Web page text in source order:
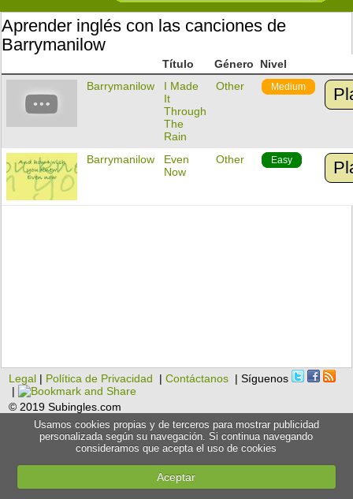
Aprender inglés con las canciones de
Barrymanilow
Título Género
Nivel
Barrymanilow
I Made
It
Through
The
Rain
Other Medium
Barrymanilow
Even
Now
Other Easy
Legal | Política de Privacidad |Contáctanos | Síguenos
|
© 2019 Subingles.com
Usamos cookies propias y de terceros para mostrar publicidad
personalizada según su navegación. Si continua navegando
consideramos que acepta el uso de cookies
Aceptar